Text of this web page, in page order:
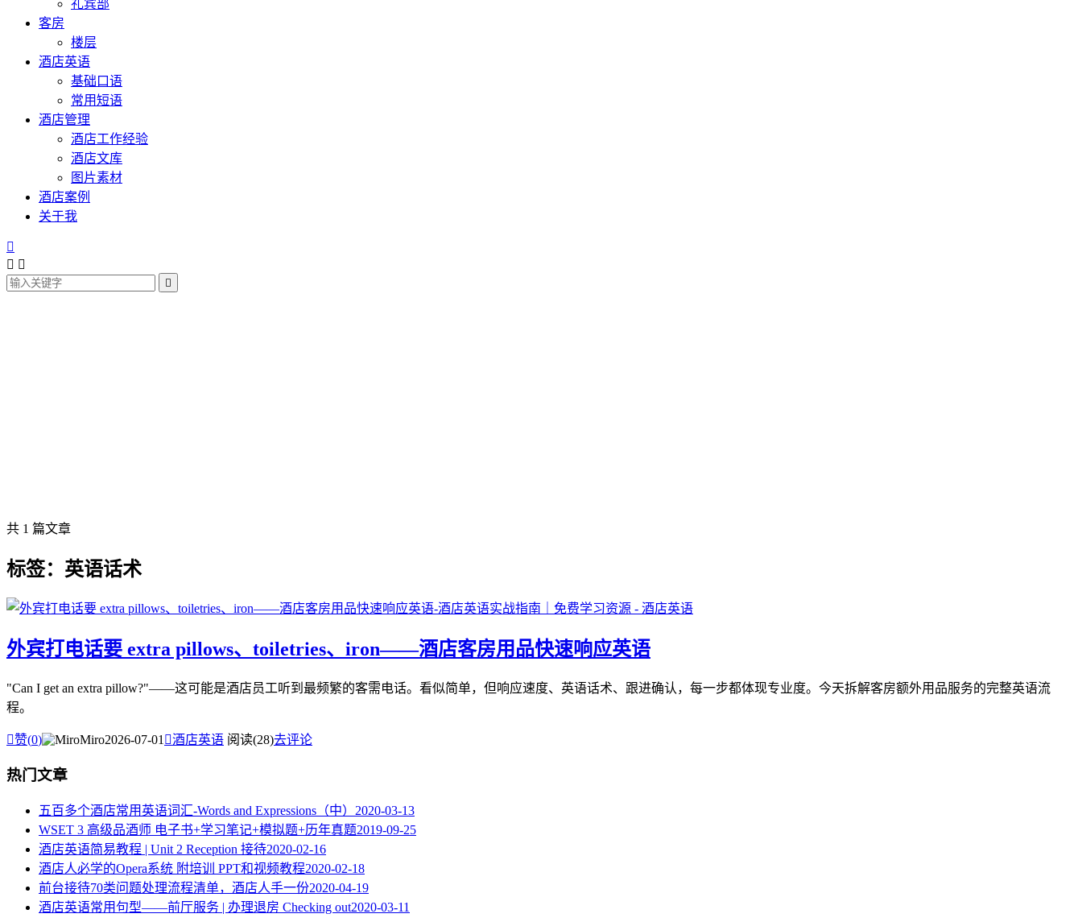
礼宾部
客房
楼层
酒店英语
基础口语
常用短语
酒店管理
酒店工作经验
酒店文库
图片素材
酒店案例
关于我

 

共 1 篇文章
标签：英语话术
外宾打电话要 extra pillows、toiletries、iron——酒店客房用品快速响应英语
"Can I get an extra pillow?"——这可能是酒店员工听到最频繁的客需电话。看似简单，但响应速度、英语话术、跟进确认，每一步都体现专业度。今天拆解客房额外用品服务的完整英语流
程。
赞(0) Miro2026-07-01 酒店英语 阅读(28)去评论
热门文章
五百多个酒店常用英语词汇-Words and Expressions（中） 2020-03-13
WSET 3 高级品酒师 电子书+学习笔记+模拟题+历年真题2019-09-25
酒店英语简易教程 | Unit 2 Reception 接待2020-02-16
酒店人必学的Opera系统 附培训 PPT和视频教程2020-02-18
​前台接待70类问题处理流程清单，酒店人手一份2020-04-19
酒店英语常用句型——前厅服务 | 办理退房 Checking out2020-03-11